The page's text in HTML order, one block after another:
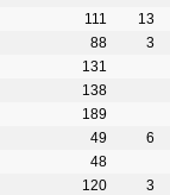
111
13
88
3
131
138
189
49
6
48
120
3